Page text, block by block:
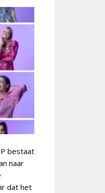
bestaat
naar
dat het